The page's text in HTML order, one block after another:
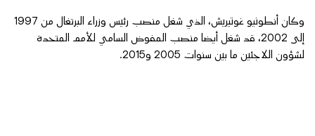
وكان أنطونيو غوتيريش، الذي شغل منصب رئيس وزراء البرتغال من 1997
إلى 2002، قد شغل أيضا منصب المفوض السامي للأمم المتحدة
لشؤون اللاجئين ما بين سنوات 2005 و2015.